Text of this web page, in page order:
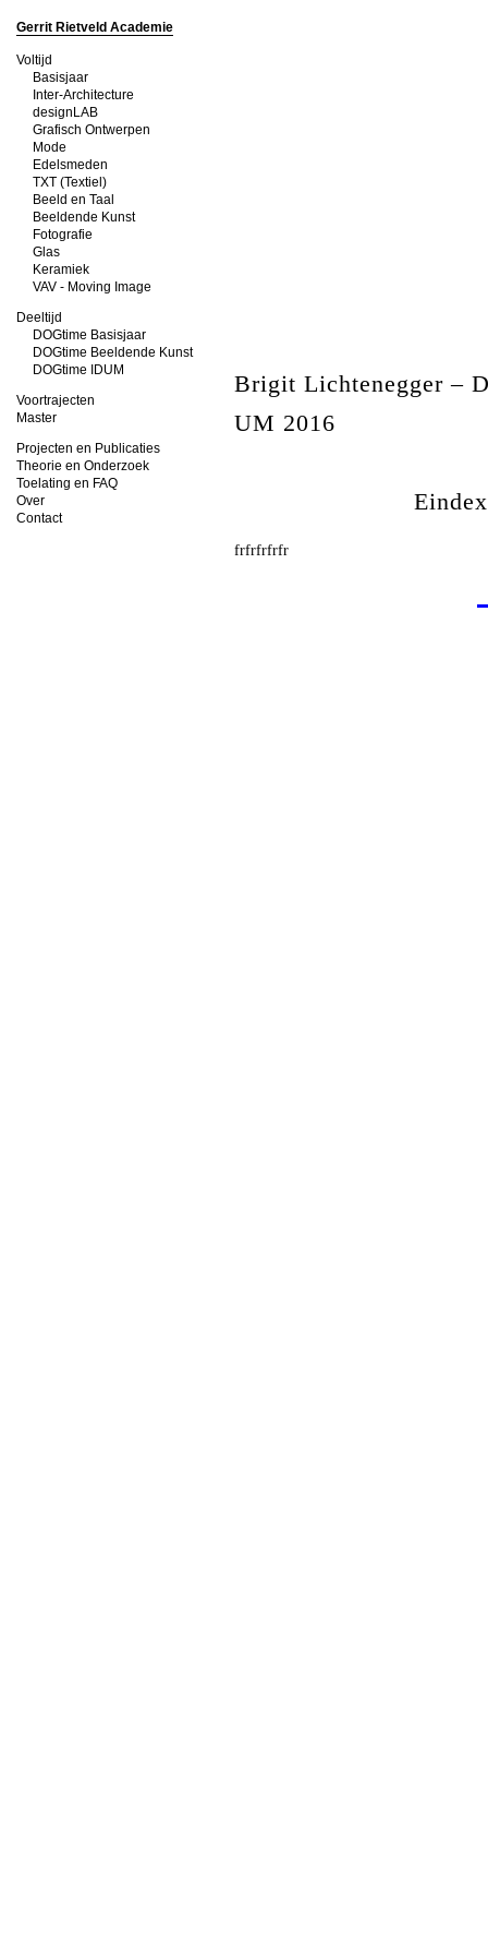
Gerrit Rietveld Academie
Voltijd
Basisjaar
Inter-Architecture
designLAB
Grafisch Ontwerpen
Mode
Edelsmeden
TXT (Textiel)
Beeld en Taal
Beeldende Kunst
Fotografie
Glas
Keramiek
VAV - Moving Image
Deeltijd
DOGtime Basisjaar
DOGtime Beeldende Kunst
DOGtime IDUM
Voortrajecten
Master
Projecten en Publicaties
Theorie en Onderzoek
Toelating en FAQ
Over
Contact
Brigit Lichtenegger –
UM 2016
frfrfrfrfr